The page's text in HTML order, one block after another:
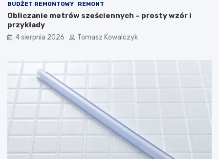
BUDŻET REMONTOWY REMONT
Obliczanie metrów sześciennych – prosty wzór i
przykłady
4 sierpnia 2026 Tomasz Kowalczyk